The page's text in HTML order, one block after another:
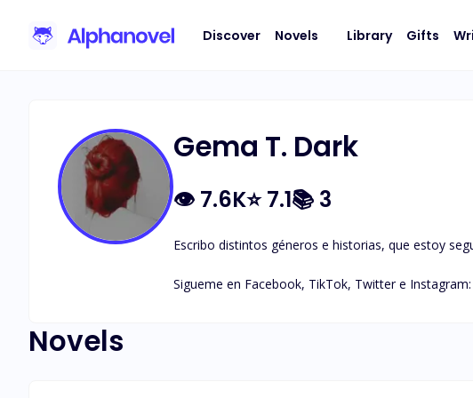
Discover Novels Library Gifts
Gema T. Dark
👁 7.6K⭐7.1📚 3
Escribo distintos géneros e historias, que estoy
Sigueme en Facebook, TikTok, Twitter e
Novels